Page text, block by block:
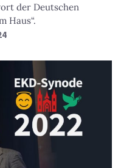
der Deutschen
Haus“.